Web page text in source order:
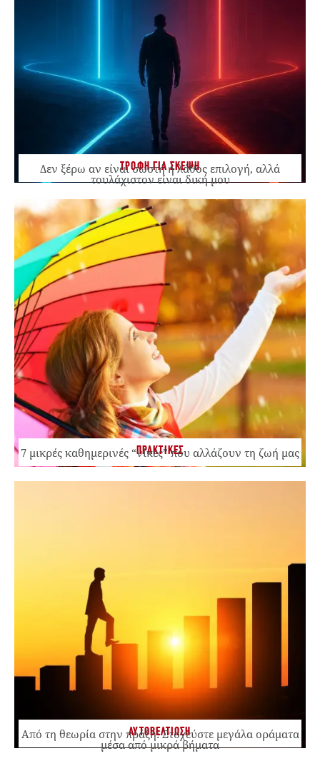
ΤΡΟΦΗ ΓΙΑ ΣΚΕΨΗ
Δεν ξέρω αν είναι σωστή ή λάθος επιλογή, αλλά
τουλάχιστον είναι δική μου
ΠΡΑΚΤΙΚΕΣ
7 μικρές καθημερινές “νίκες” που αλλάζουν τη ζωή μας
ΑΥΤΟΒΕΛΤΙΩΣΗ
Από τη θεωρία στην πράξη: Στοχεύστε μεγάλα οράματα
μέσα από μικρά βήματα